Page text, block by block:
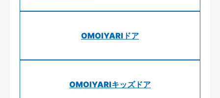
OMOIYARIドア
OMOIYARIキッズドア